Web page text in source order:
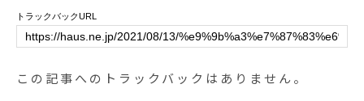
トラックバックURL
この記事へのトラックバックはありません。